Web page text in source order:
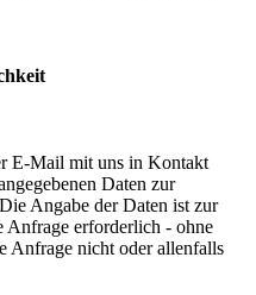
E-Mail mit uns in Kontakt
Daten zur
Angabe der Daten ist zur
Anfrage erforderlich - ohne
Anfrage nicht oder allenfalls